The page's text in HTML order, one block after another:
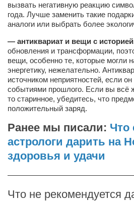
«ЧАЙ — КАВА»
Магазины
«CYCLE GARAGE»
«Книголюб» —
Багетный двор
МАГАЗИН СТИХОВ
«Павел» — магазин
Туризм
«Траверс» —
Журналисты
Александр Гвоздик
Александр Кугук
вызвать негативную реакцию
года. Лучше заменить такие
аналоги или выбрать более
— антиквариат и вещи с
обновления и трансформации,
вещи, особенно те, которые могли
энергетику, нежелательно.
источником неприятностей, если
событиями прошлого. Если вы всё
то старинное, убедитесь, что
положительный заряд.
Ранее мы писали: Что
астрологи дарить на
здоровья и удачи
Что не рекомендуется